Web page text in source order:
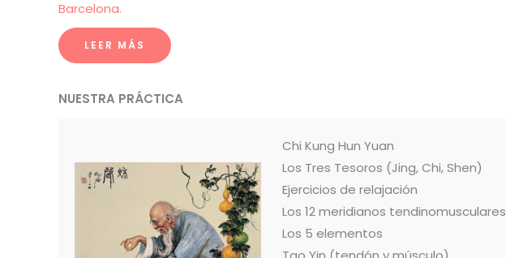
Barcelona.
LEER MÁS
NUESTRA PRÁCTICA
Chi Kung Hun Yuan
Los Tres Tesoros (Jing, Chi, Shen)
Ejercicios de relajación
Los 12 meridianos tendinomusculares
Los 5 elementos